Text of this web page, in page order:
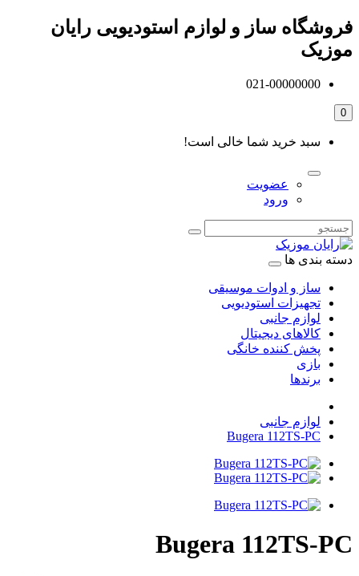
فروشگاه ساز و لوازم استودیویی رایان
موزیک
021-00000000
0
سبد خرید شما خالی است!
عضویت
ورود
دسته بندی ها
ساز و ادوات موسیقی
تجهیزات استودیویی
لوازم جانبی
کالاهای دیجیتال
پخش کننده خانگی
بازی
برندها
لوازم جانبی
Bugera 112TS-PC
Bugera 112TS-PC